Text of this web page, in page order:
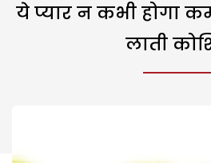
ये प्यार न कभी होगा
लाती